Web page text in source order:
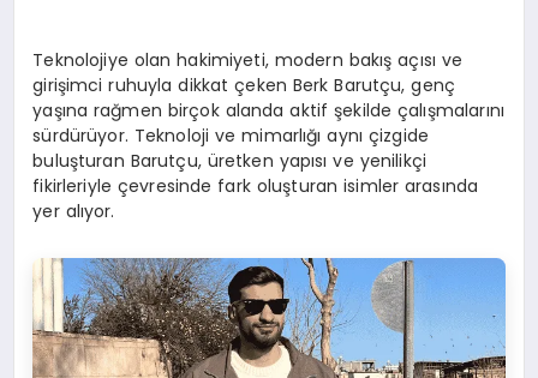
Teknolojiye olan hakimiyeti, modern bakış açısı ve
girişimci ruhuyla dikkat çeken Berk Barutçu, genç
yaşına rağmen birçok alanda aktif şekilde çalışmalarını
sürdürüyor. Teknoloji ve mimarlığı aynı çizgide
buluşturan Barutçu, üretken yapısı ve yenilikçi
fikirleriyle çevresinde fark oluşturan isimler arasında
yer alıyor.